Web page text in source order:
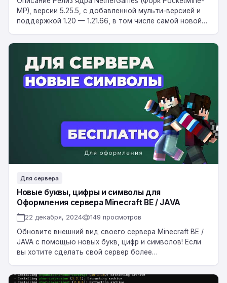
MP), версии 5.25.5, с добавленной мульти-версией и
поддержкой 1.20 — 1.21.66, в том числе самой новой
Новые
буквы,
цифры
JAVAДля сервера
Новые буквы, цифры и символы для
Оформления сервера Minecraft BE / JAVA
22 декабря, 2024 149 просмотров
Обновите внешний вид своего сервера Minecraft BE /
JAVA с помощью новых букв, цифр и символов! Если
вы хотите сделать свой сервер более